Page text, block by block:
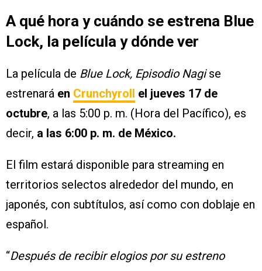
A qué hora y cuándo se estrena Blue
Lock, la película y dónde ver
La película de Blue Lock, Episodio Nagise
estrenará en Crunchyroll
el jueves 17 de
octubre, a las 5:00 p. m. (Hora del Pacífico), es
decir, a las 6:00 p. m. de México.
El film estará disponible para streaming en
territorios selectos alrededor del mundo, en
japonés, con subtítulos, así como con doblaje en
español.
“Después de recibir elogios por su estreno